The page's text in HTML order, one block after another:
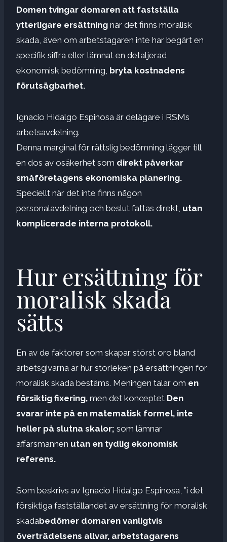
Domen tvingar domaren att fastställa
ytterligare ersättning när det finns moralisk
skada, även om arbetstagaren inte har begärt en
specifik siffra eller lämnat en detaljerad
ekonomisk bedömning, bryta kostnadens
förutsägbarhet.
Ignacio Hidalgo Espinosa är delägare i RSMs
arbetsavdelning.
Denna marginal för rättslig bedömning lägger till
en dos av osäkerhet som direkt påverkar
småföretagens ekonomiska planering.
Speciellt när det inte finns någon
personalavdelning och beslut fattas direkt, utan
komplicerade interna protokoll.
Hur ersättning för
moralisk skada
sätts
En av de faktorer som skapar störst oro bland
arbetsgivarna är hur storleken på ersättningen för
moralisk skada bestäms. Meningen talar om en
försiktig fixering, men det konceptet Den
svarar inte på en matematisk formel, inte
heller på slutna skalor; som lämnar
affärsmannen utan en tydlig ekonomisk
referens.
Som beskrivs av Ignacio Hidalgo Espinosa, ”i det
försiktiga fastställandet av ersättning för moralisk
skadabedömer domaren vanligtvis
överträdelsens allvar, arbetstagarens